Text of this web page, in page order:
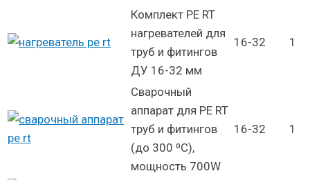
Комплект PE RT
нагревателей для
труб и фитингов
ДУ 16-32 мм
16-32 1
Сварочный
аппарат для PE RT
труб и фитингов
(до 300 ⁰С),
мощность 700W
16-32 1